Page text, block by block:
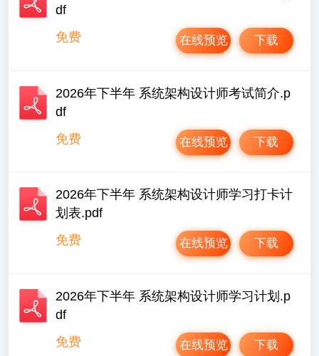
df
免费
下载
在线预览
2026年下半年 系统架构设计师考试简介.p
df
免费
下载
在线预览
2026年下半年 系统架构设计师学习打卡计
划表.pdf
免费
下载
在线预览
2026年下半年 系统架构设计师学习计划.p
df
免费
下载
在线预览